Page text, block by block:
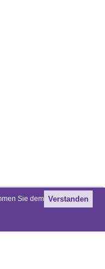
Sie dem Verstanden